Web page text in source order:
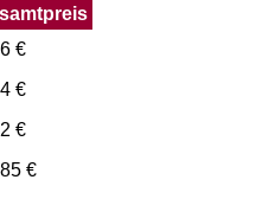
€
€
€
€